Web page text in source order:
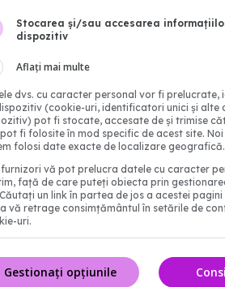
ne amenință.
Virusul
Stocarea și/sau accesarea
dispozitiv
Aflați mai multe
dvs. cu caracter personal vor fi prelucrate,
(cookie-uri, identificatori unici și alte
pot fi stocate, accesate de și trimise
fi folosite în mod specific de acest site.
folosi date exacte de localizare geografică.
furnizori vă pot prelucra datele cu caracter
față de care puteți obiecta prin
un link în partea de jos a acestei
vă retrage consimțământul în setările de
uri.
Gestionați opțiunile